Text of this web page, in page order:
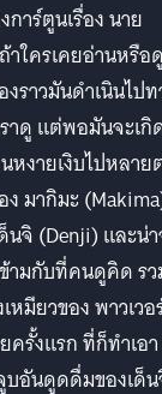
าร์ตูนเรื่อง นาย
าใครเคยอ่านหรือ
ราวมันดำเนินไป
าดู แต่พอมันจะเกิ
หงายเงิบไปหลาย
มากิมะ
นจิ (Denji) และน่
ามกับที่คนดูคิด ร
มียวของ พาวเวอ
ครั้งแรก ที่ก็ทำเอา
บอันดูดดื่มของเด็